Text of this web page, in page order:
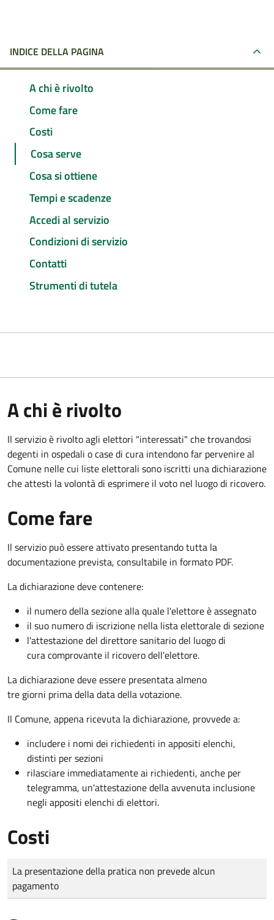
INDICE DELLA PAGINA
A chi è rivolto
Come fare
Costi
Cosa serve
Cosa si ottiene
Tempi e scadenze
Accedi al servizio
Condizioni di servizio
Contatti
Strumenti di tutela
A chi è rivolto
Il servizio è rivolto agli elettori "interessati" che trovandosi
degenti in ospedali o case di cura intendono far pervenire al
Comune nelle cui liste elettorali sono iscritti una dichiarazione
che attesti la volontà di esprimere il voto nel luogo di ricovero.
Come fare
Il servizio può essere attivato presentando tutta la
documentazione prevista, consultabile in formato PDF.
La dichiarazione deve contenere:
il numero della sezione alla quale l'elettore è assegnato
il suo numero di iscrizione nella lista elettorale di sezione
l'attestazione del direttore sanitario del luogo di
cura comprovante il ricovero dell'elettore.
La dichiarazione deve essere presentata almeno
tre giorni prima della data della votazione.
Il Comune, appena ricevuta la dichiarazione, provvede a:
includere i nomi dei richiedenti in appositi elenchi,
distinti per sezioni
rilasciare immediatamente ai richiedenti, anche per
telegramma, un'attestazione della avvenuta inclusione
negli appositi elenchi di elettori.
Costi
Tipo di pagamento
Importo
La presentazione della pratica non prevede alcun
pagamento